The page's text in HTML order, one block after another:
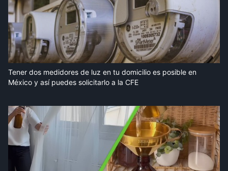
Tener dos medidores de luz en tu domicilio es posible en
México y así puedes solicitarlo a la CFE